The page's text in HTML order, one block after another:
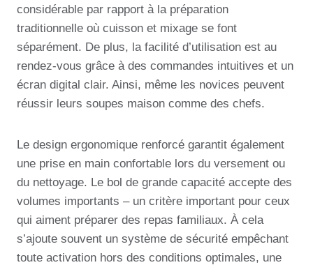
considérable par rapport à la préparation
traditionnelle où cuisson et mixage se font
séparément. De plus, la facilité d’utilisation est au
rendez-vous grâce à des commandes intuitives et un
écran digital clair. Ainsi, même les novices peuvent
réussir leurs soupes maison comme des chefs.
Le design ergonomique renforcé garantit également
une prise en main confortable lors du versement ou
du nettoyage. Le bol de grande capacité accepte des
volumes importants – un critère important pour ceux
qui aiment préparer des repas familiaux. À cela
s’ajoute souvent un système de sécurité empêchant
toute activation hors des conditions optimales, une